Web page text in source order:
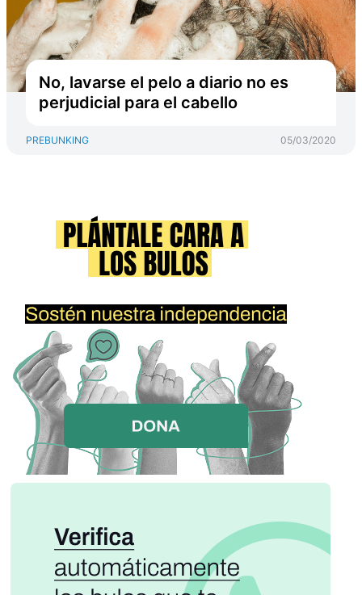
No, lavarse el pelo a diario no es
perjudicial para el cabello
PREBUNKING 05/03/2020